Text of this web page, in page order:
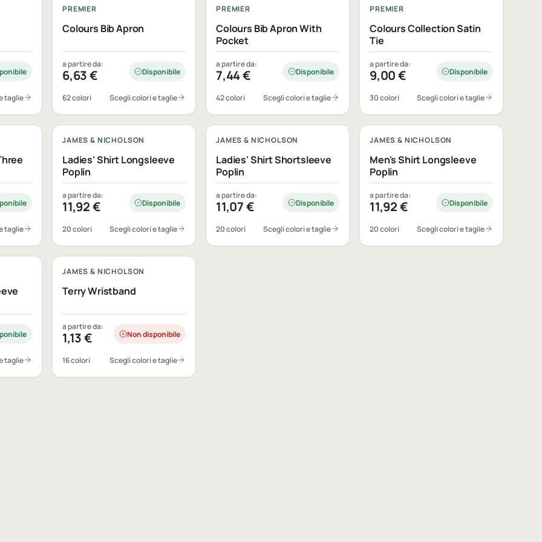
taglie
PREMIER
Colours Bib Apron
a partire da:
6,63€ Disponibile
62 colori Scegli colori e taglie
PREMIER
Colours Bib Apron With
Pocket
a partire da:
7,44€ Disponibile
42 colori Scegli colori e taglie
PREMIER
Colours Collection Satin
Tie
a partire da:
9,00€ Disponibile
30 colori
Scegli colori e taglie
taglie
JAMES & NICHOLSON
Ladies' Shirt Longsleeve
Poplin
a partire da:
11,92€ Disponibile
20 colori Scegli colori e taglie
JAMES & NICHOLSON
Ladies' Shirt Shortsleeve
Poplin
a partire da:
11,07€ Disponibile
20 colori Scegli colori e taglie
JAMES & NICHOLSON
Men's Shirt Longsleeve
Poplin
a partire da:
11,92€ Disponibile
20 colori
Scegli colori e taglie
taglie
JAMES & NICHOLSON
Terry Wristband
a partire da:
1,13€ Non disponibile
16 colori Scegli colori e taglie